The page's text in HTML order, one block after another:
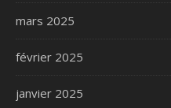
mars 2025
février 2025
janvier 2025